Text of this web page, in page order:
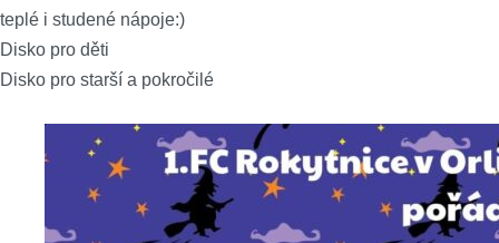
teplé i studené nápoje:)
Disko pro děti
Disko pro starší a pokročilé